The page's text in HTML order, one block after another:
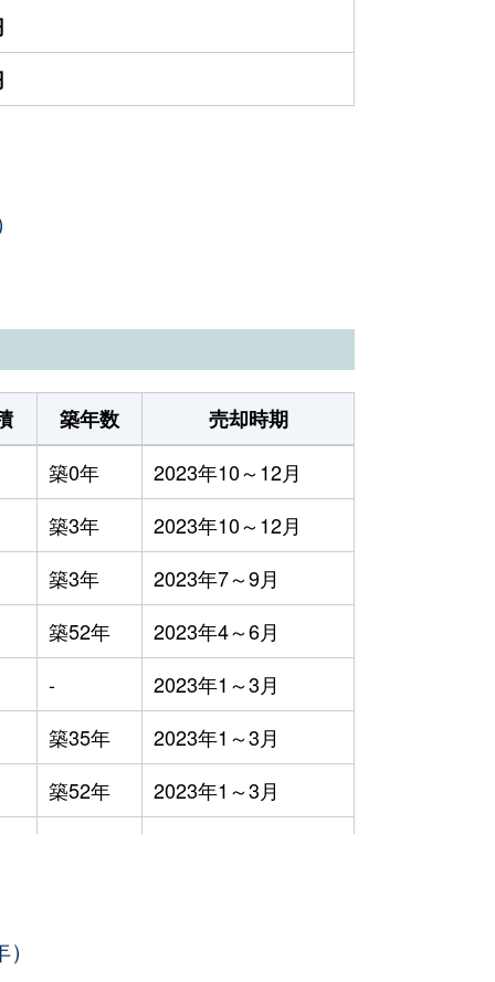
築年数
売却時期
築0年
2023年10～12月
築3年
2023年10～12月
築3年
2023年7～9月
築52年
2023年4～6月
-
2023年1～3月
築35年
2023年1～3月
築52年
2023年1～3月